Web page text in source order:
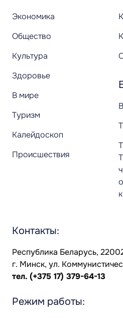
Экономика
Общество
Культура
Здоровье
В мире
Туризм
Калейдоскоп
Происшествия
Контакты:
Республика Беларусь,
г. Минск, ул.
тел. (+375 17) 379-64-13
Режим работы: